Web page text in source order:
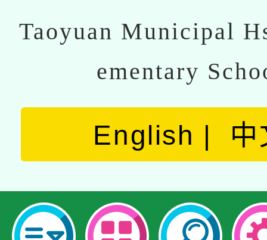
Taoyuan Municipal
ementary
English 中